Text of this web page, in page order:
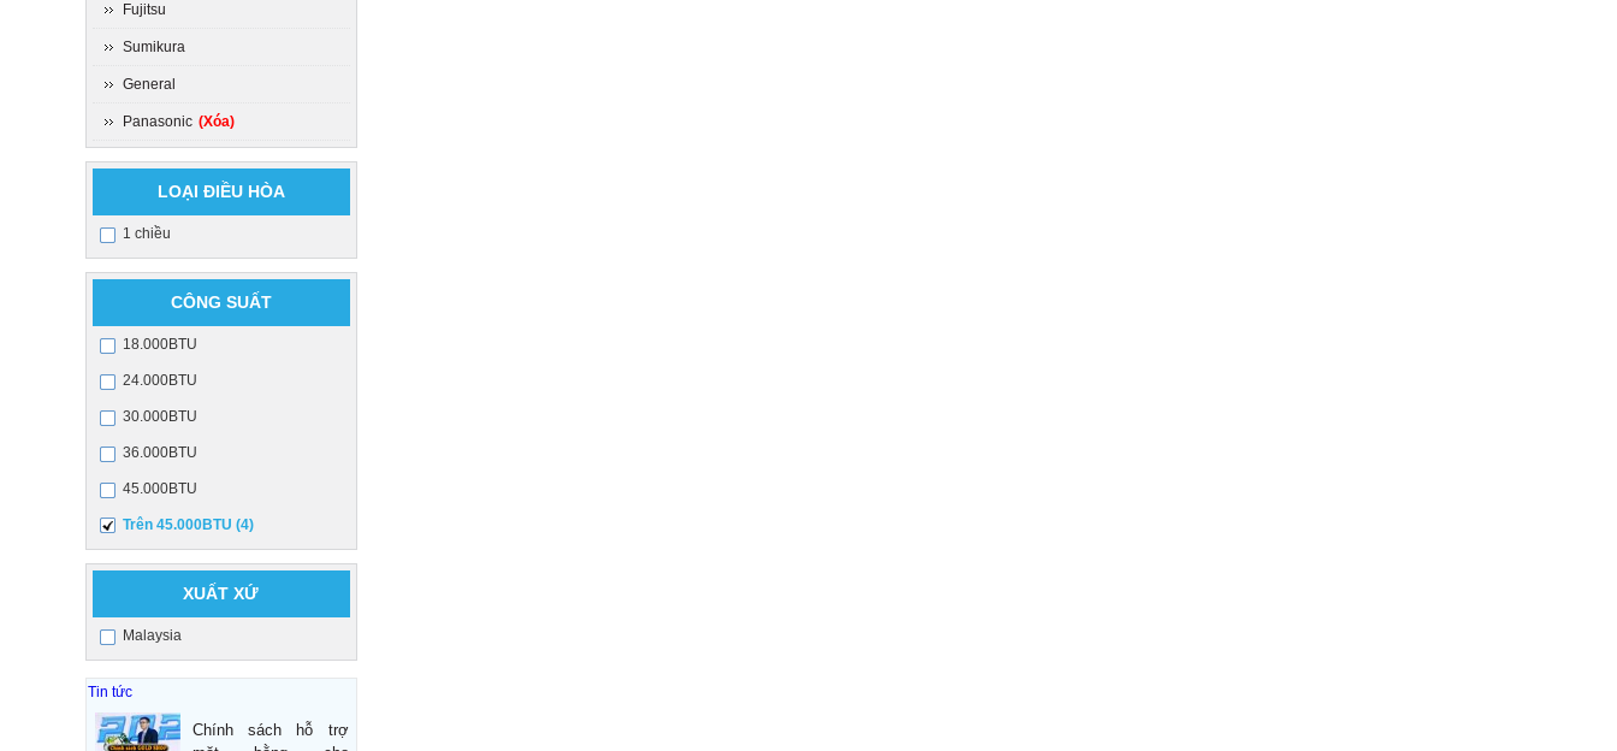
Fujitsu
Sumikura
General
Panasonic (Xóa)
LOẠI ĐIỀU HÒA
1 chiều
CÔNG SUẤT
18.000BTU
24.000BTU
30.000BTU
36.000BTU
45.000BTU
Trên 45.000BTU (4)
XUẤT XỨ
Malaysia
Tin tức
Chính sách hỗ trợ